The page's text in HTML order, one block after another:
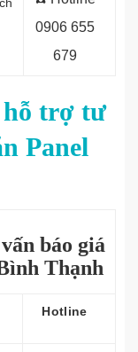
0906 655
679
hỗ trợ tư
Panel
báo giá
Thạnh
Hotline